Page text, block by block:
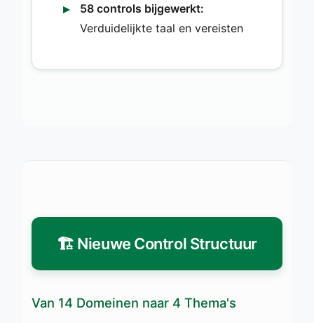
58 controls bijgewerkt:
Verduidelijkte taal en vereisten
🏗️ Nieuwe Control Structuur
Van 14 Domeinen naar 4 Thema's